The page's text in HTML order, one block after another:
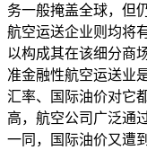
务一般掩盖全球，但
航空运送企业则均将
以构成其在该细分商
准金融性航空运送业
汇率、国际油价对它
高，航空公司广泛通
一同，国际油价又遭